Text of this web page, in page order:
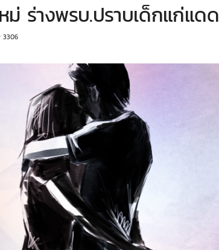
ม่ ร่างพรบ.ปราบเด็กแก่แดด
3306